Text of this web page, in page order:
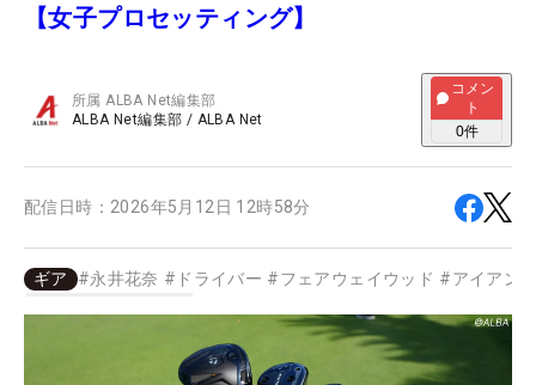
【女子プロセッティング】
所属ALBA Net編集部
ALBA Net編集部 / ALBA Net
コメン
ト
0件
配信日時： 2026年5月12日 12時58分
ギア #永井花奈 # ドライバー #フェアウェイウッド #アイアン